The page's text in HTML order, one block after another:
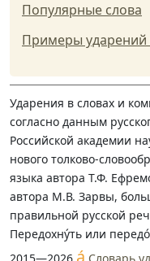
Популярные слова
Примеры ударений
Ударения в словах и
согласно данным
Российской академии
нового толково-
языка автора Т.Ф.
автора М.В. Зарвы,
правильной русской
Передохну́ть или
á